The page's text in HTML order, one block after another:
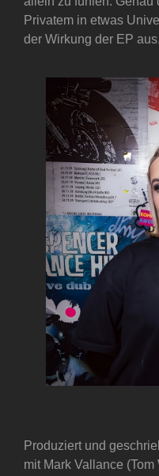
Privatem in etwas
der Wirkung der EP aus.
Produziert und
mit Mark Vallance